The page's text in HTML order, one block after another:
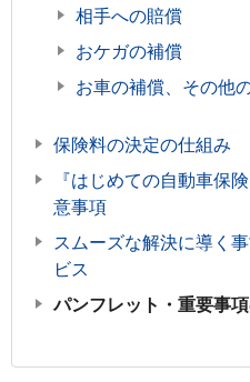
相手への賠償
おケガの補償
お車の補償、その他
保険料の決定の仕組み
『はじめての自動車保
意事項
スムーズな解決に導く
ビス
パンフレット・重要事